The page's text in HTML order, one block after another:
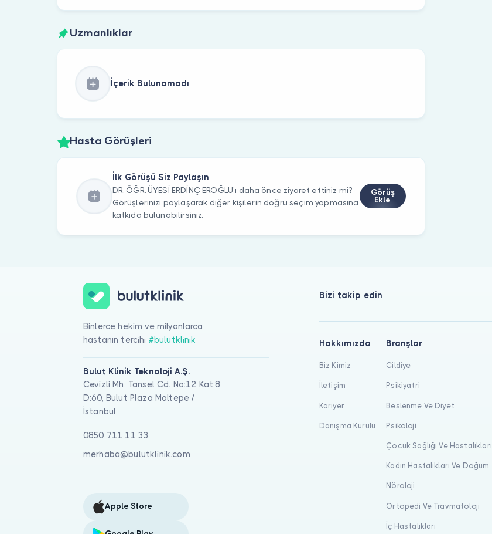
Uzmanlıklar
İçerik Bulunamadı
Hasta Görüşleri
İlk Görüşü Siz Paylaşın
DR. ÖĞR. ÜYESİ ERDİNÇ EROĞLU’ı daha önce ziyaret ettiniz mi?
Görüşlerinizi paylaşarak diğer kişilerin doğru seçim yapmasına
katkıda bulunabilirsiniz.
Görüş
Ekle
Binlerce hekim ve milyonlarca
hastanın tercihi #bulutklinik
Bulut Klinik Teknoloji A.Ş.
Cevizli Mh. Tansel Cd. No:12 Kat:8
D:60, Bulut Plaza Maltepe /
İstanbul
0850 711 11 33
merhaba@bulutklinik.com
Apple Store
Bizi takip edin
Hakkımızda
Biz Kimiz
İletişim
Kariyer
Danışma Kurulu
Branşlar
Cildiye
Psikiyatri
Beslenme Ve Diyet
Psikoloji
Çocuk Sağlığı Ve Hastalıkları
Kadın Hastalıkları Ve Doğum
Nöroloji
Ortopedi Ve Travmatoloji
İç Hastalıkları